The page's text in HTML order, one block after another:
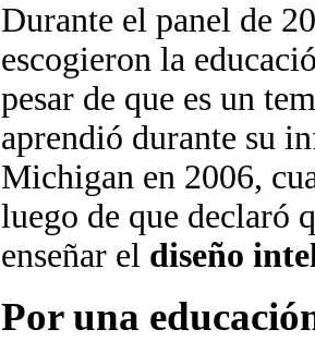
Durante el panel de
escogieron la
pesar de que es un
aprendió durante su
Michigan en 2006,
luego de que declaró
enseñar el diseño
Por una